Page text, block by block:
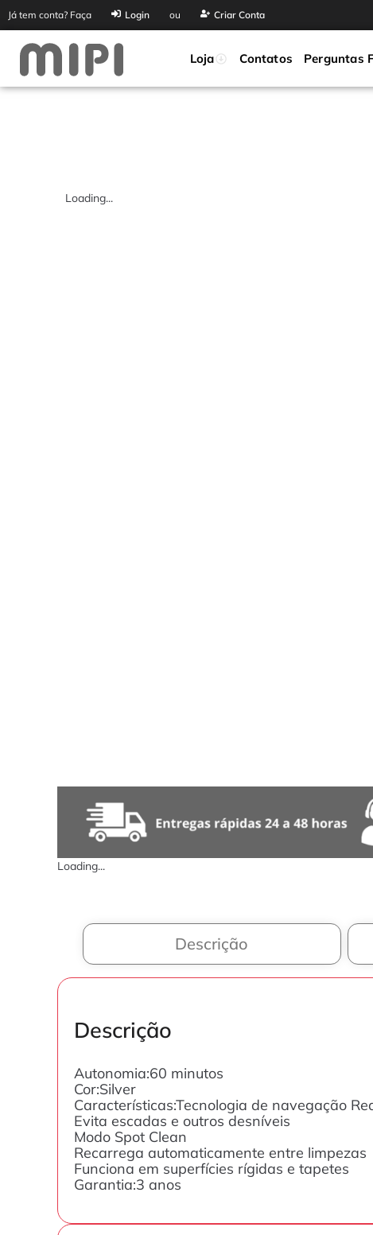
Já tem conta? Faça Login ou Criar Conta
Loja Contatos Perguntas
Loading...
Loading...
Descrição
Descrição
Autonomia:60 minutos
Cor:Silver
Características:Tecnologia de navegação
Evita escadas e outros desníveis
Modo Spot Clean
Recarrega automaticamente entre limpezas
Funciona em superfícies rígidas e tapetes
Garantia:3 anos